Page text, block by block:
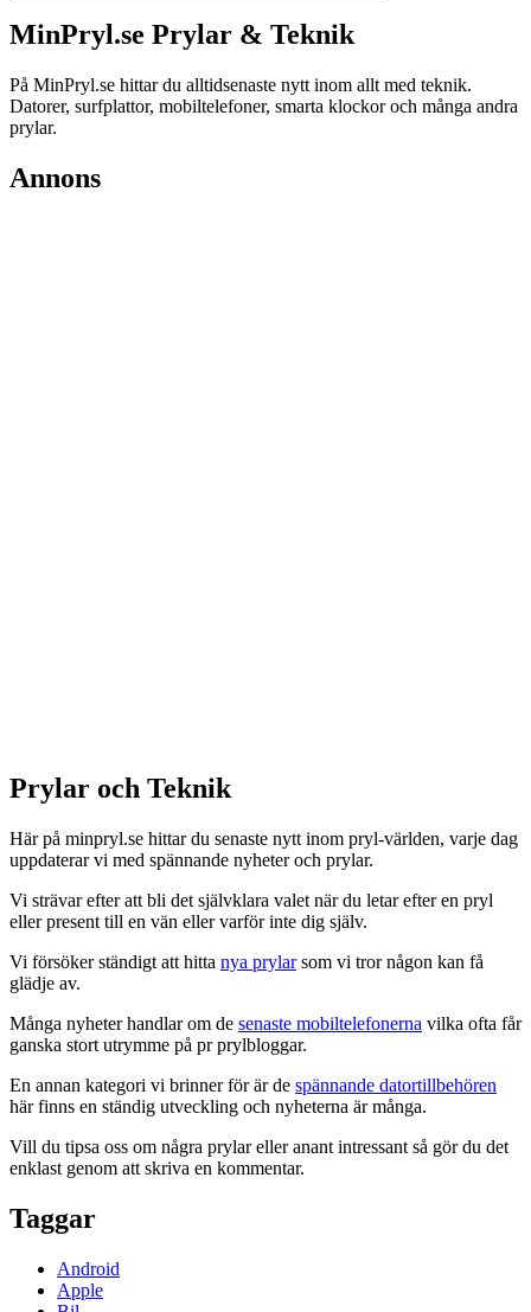
MinPryl.se Prylar & Teknik
På MinPryl.se hittar du alltidsenaste nytt inom allt med teknik.
Datorer, surfplattor, mobiltelefoner, smarta klockor och många andra
prylar.
Annons
Prylar och Teknik
Här på minpryl.se hittar du senaste nytt inom pryl-världen, varje dag
uppdaterar vi med spännande nyheter och prylar.
Vi strävar efter att bli det självklara valet när du letar efter en pryl
eller present till en vän eller varför inte dig själv.
Vi försöker ständigt att hitta nya prylarsom vi tror någon kan få
glädje av.
Många nyheter handlar om de senaste mobiltelefonerna vilka ofta får
ganska stort utrymme på pr prylbloggar.
En annan kategori vi brinner för är de spännande datortillbehören
här finns en ständig utveckling och nyheterna är många.
Vill du tipsa oss om några prylar eller anant intressant så gör du det
enklast genom att skriva en kommentar.
Taggar
Android
Apple